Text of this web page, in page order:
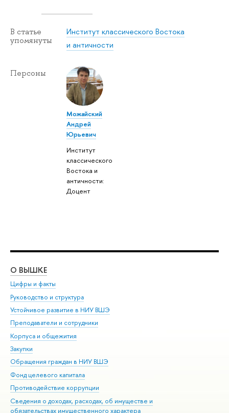
В статье
упомянуты
Институт классического Востока
и античности
Персоны
Можайский
Андрей
Юрьевич
Институт
классического
Востока и
античности:
Доцент
О ВЫШКЕ
Цифры и факты
Руководство и структура
Устойчивое развитие в НИУ ВШЭ
Преподаватели и сотрудники
Корпуса и общежития
Закупки
Обращения граждан в НИУ ВШЭ
Фонд целевого капитала
Противодействие коррупции
Сведения о доходах, расходах, об имуществе и
обязательствах имущественного характера